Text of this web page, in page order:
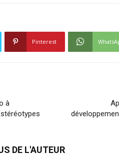
Pinterest
à
DE L'AUTEUR